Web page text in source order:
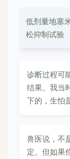
低剂量地塞
松抑制试验
诊断过程可
结果。我当
下的，生怕
兽医说，不
定。但如果